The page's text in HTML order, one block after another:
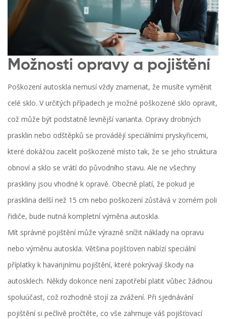
Možnosti opravy a pojištění
Poškození autoskla nemusí vždy znamenat, že musíte vyměnit
celé sklo. V určitých případech je možné poškozené sklo opravit,
což může být podstatně levnější varianta. Opravy drobných
prasklin nebo odštěpků se provádějí speciálními pryskyřicemi,
které dokážou zacelit poškozené místo tak, že se jeho struktura
obnoví a sklo se vrátí do původního stavu. Ale ne všechny
praskliny jsou vhodné k opravě. Obecně platí, že pokud je
prasklina delší než 15 cm nebo poškození zůstává v zorném poli
řidiče, bude nutná kompletní výměna autoskla.
Mít správné pojištění může výrazně snížit náklady na opravu
nebo výměnu autoskla. Většina pojišťoven nabízí speciální
příplatky k havarijnímu pojištění, které pokrývají škody na
autosklech. Někdy dokonce není zapotřebí platit vůbec žádnou
spoluúčast, což rozhodně stojí za zvážení. Při sjednávání
pojištění si pečlivě pročtěte, co vše zahrnuje váš pojišťovací